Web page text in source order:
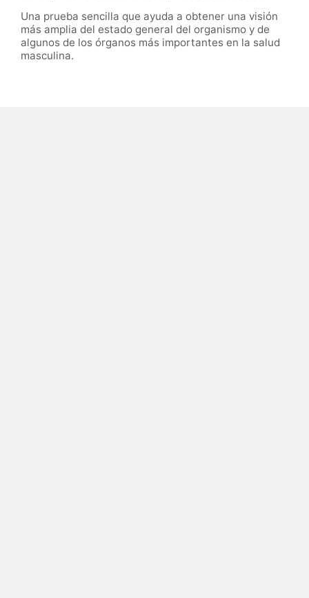
Una prueba sencilla que ayuda a obtener una visión
más amplia del estado general del organismo y de
algunos de los órganos más importantes en la salud
masculina.